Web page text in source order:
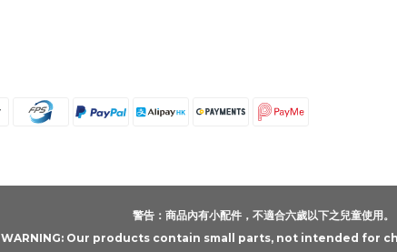
警告：商品內有小配件，不適合六歲以下之兒童使用。
WARNING: Our products contain small parts, not intended for